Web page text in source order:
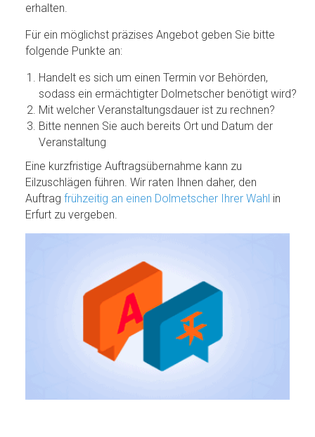
erhalten.
Für ein möglichst präzises Angebot geben Sie bitte
folgende Punkte an:
Handelt es sich um einen Termin vor Behörden,
sodass ein ermächtigter Dolmetscher benötigt wird?
Mit welcher Veranstaltungsdauer ist zu rechnen?
Bitte nennen Sie auch bereits Ort und Datum der
Veranstaltung
Eine kurzfristige Auftragsübernahme kann zu
Eilzuschlägen führen. Wir raten Ihnen daher, den
Auftrag frühzeitig an einen Dolmetscher Ihrer Wahl in
Erfurt zu vergeben.